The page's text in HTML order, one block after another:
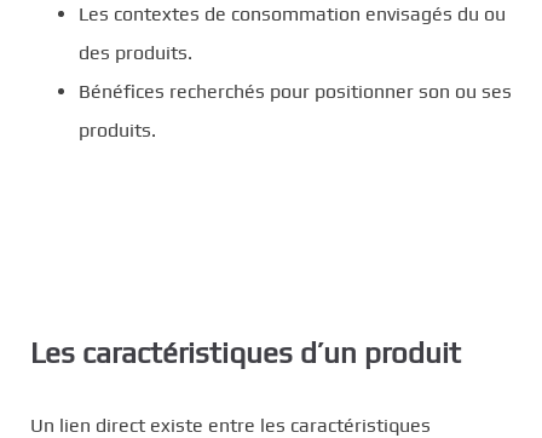
Les contextes de consommation envisagés du ou
des produits.
Bénéfices recherchés pour positionner son ou ses
produits.
Les caractéristiques d’un produit
Un lien direct existe entre les caractéristiques